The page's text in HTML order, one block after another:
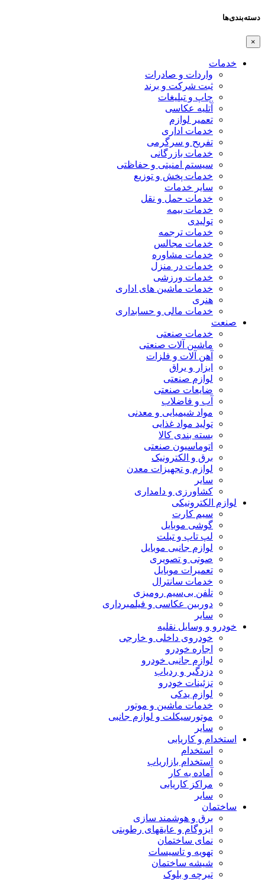
دسته‌بندی‌ها
×
خدمات
واردات و صادرات
ثبت شرکت و برند
چاپ و تبلیغات
آتلیه عکاسی
تعمیر لوازم
خدمات اداری
تفریح و سرگرمی
خدمات بازرگانی
سیستم امنیتی و حفاظتی
خدمات پخش و توزیع
سایر خدمات
خدمات حمل و نقل
خدمات بیمه
تولیدی
خدمات ترجمه
خدمات مجالس
خدمات مشاوره
خدمات در منزل
خدمات ورزشی
خدمات ماشین های اداری
هنری
خدمات مالی و حسابداری
صنعت
خدمات صنعتی
ماشین آلات صنعتی
آهن آلات و فلزات
ابزار و یراق
لوازم صنعتی
ضایعات صنعتی
آب و فاضلاب
مواد شیمیایی و معدنی
تولید مواد غذایی
بسته بندی کالا
اتوماسیون صنعتی
برق و الکترونیک
لوازم و تجهیزات معدن
سایر
کشاورزی و دامداری
لوازم الکترونیکی
سیم کارت
گوشی موبایل
لپ تاپ و تبلت
لوازم جانبی موبایل
صوتی و تصویری
تعمیرات موبایل
خدمات سانترال
تلفن بی‌سیم رومیزی
دوربین عکاسی و فیلمبرداری
سایر
خودرو و وسایل نقلیه
خودروی داخلی و خارجی
اجاره خودرو
لوازم جانبی خودرو
دزدگیر و ردیاب
تزئینات خودرو
لوازم یدکی
خدمات ماشین و موتور
موتورسیکلت و لوازم جانبی
سایر
استخدام و کاریابی
استخدام
استخدام بازاریاب
آماده به کار
مراکز کاریابی
سایر
ساختمان
برق و هوشمند سازی
ایزوگام و عایقهای رطوبتی
نمای ساختمان
تهویه و تاسیسات
شیشه ساختمان
تیرچه و بلوک